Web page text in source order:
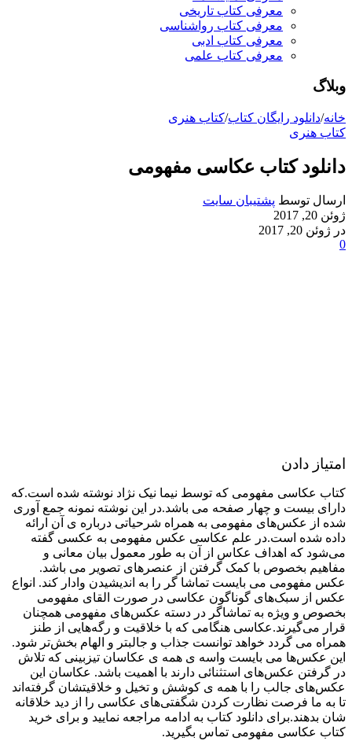
معرفی کتاب تاریخی
معرفی کتاب رواشناسی
معرفی کتاب ادبی
معرفی کتاب علمی
وبلاگ
خانه/دانلود رایگان کتاب/کتاب هنری
کتاب هنری
دانلود کتاب عکاسی مفهومی
ارسال توسط پشتیبان سایت
ژوئن 20, 2017
در ژوئن 20, 2017
0
امتیاز دادن
کتاب عکاسی مفهومی که توسط نیما نیک نژاد نوشته شده است.که
دارای بیست و چهار صفحه می باشد.در این نوشته نمونه جمع آوری
شده از عکس‌های مفهومی به همراه شرحیاتی درباره ی آن ارائه
داده شده است.در علم عکاسی عکس مفهومی به عکسی گفته
می‌شود که اهداف عکاس از آن به طور معمول بیان معانی و
مفاهیم بخصوص با کمک گرفتن از عنصرهای تصویر می باشد.
عکس مفهومی می بایست تماشا گر را به اندیشیدن وادار کند. انواع
عکس از سبک‌های گوناگون عکاسی در صورت القای مفهومی
بخصوص و ویژه به تماشاگر در دسته عکس‌های مفهومی همچنان
قرار می‌گیرند.عکاسی هنگامی که با خلاقیت و رگه‌هایی از طنز
همراه می گردد خواهد توانست جذاب‌ و جالبتر و الهام بخش‌تر شود.
این عکس‌ها می بایست واسه ی همه ی عکاسان تیزبینی که تلاش
در گرفتن عکس‌های استثنائی دارند با اهمیت باشد. عکاسان این
عکس‌های جالب را با همه ی کوشش و تخیل و خلاقیتشان گرفته‌اند
تا به ما فرصت نظارت کردن شگفتی‌های عکاسی را از دید خلاقانه
شان بدهند.برای دانلود کتاب به ادامه مراجعه نمایید و برای خرید
کتاب عکاسی مفهومی تماس بگیرید.